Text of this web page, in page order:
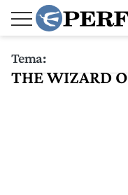
Tema:
THE WIZARD